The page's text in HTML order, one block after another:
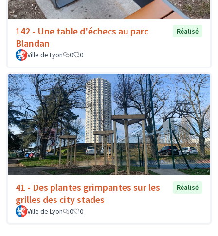
142 - Une table d'échecs au parc
Blandan
Réalisé
Ville de Lyon 0 0
41 - Des plantes grimpantes sur les
grilles des city stades
Réalisé
Ville de Lyon 0 0